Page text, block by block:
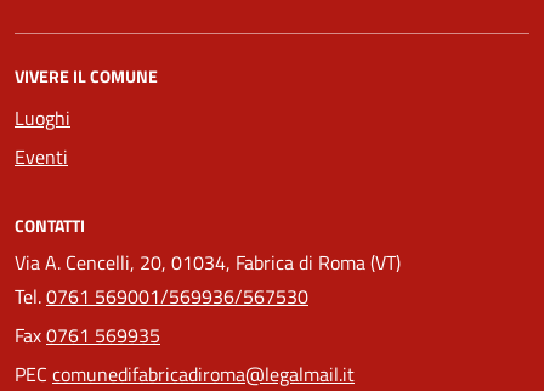
VIVERE IL COMUNE
Luoghi
Eventi
CONTATTI
Via A. Cencelli, 20, 01034, Fabrica di Roma (VT)
Tel.0761 569001/569936/567530
Fax0761 569935
PEC comunedifabricadiroma@legalmail.it